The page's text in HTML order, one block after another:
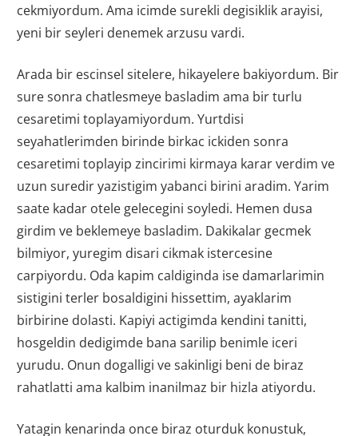
cekmiyordum. Ama icimde surekli degisiklik arayisi,
yeni bir seyleri denemek arzusu vardi.
Arada bir escinsel sitelere, hikayelere bakiyordum. Bir
sure sonra chatlesmeye basladim ama bir turlu
cesaretimi toplayamiyordum. Yurtdisi
seyahatlerimden birinde birkac ickiden sonra
cesaretimi toplayip zincirimi kirmaya karar verdim ve
uzun suredir yazistigim yabanci birini aradim. Yarim
saate kadar otele gelecegini soyledi. Hemen dusa
girdim ve beklemeye basladim. Dakikalar gecmek
bilmiyor, yuregim disari cikmak istercesine
carpiyordu. Oda kapim caldiginda ise damarlarimin
sistigini terler bosaldigini hissettim, ayaklarim
birbirine dolasti. Kapiyi actigimda kendini tanitti,
hosgeldin dedigimde bana sarilip benimle iceri
yurudu. Onun dogalligi ve sakinligi beni de biraz
rahatlatti ama kalbim inanilmaz bir hizla atiyordu.
Yatagin kenarinda once biraz oturduk konustuk,